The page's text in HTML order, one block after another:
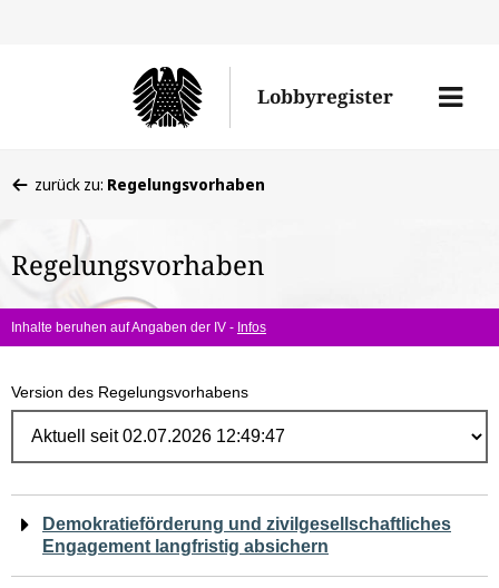
Lobbyregister
Menü
befinden
hier:
zurück zu: Regelungsvorhaben
Regelungsvorhaben
Inhalte beruhen auf Angaben der IV - Infos
Version des Regelungsvorhabens
Navigation
für
Demokratieförderung und zivilgesellschaftliches
Engagement langfristig absichern